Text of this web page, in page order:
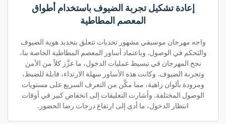
إعادة تشكيل تجربة الضيوف باستخدام أطواق
المعصم المطاطية
واجه مهرجان موسيقي مشهور تحديات تتعلق بتحديد هوية الضيوف
والتحكم في الوصول. وباعتماد أساور المعصم المطاطية الخاصة بنا،
نجح المهرجان في تبسيط عمليات الدخول، ما عزَّز كلاً من الأمن
وتجربة الضيوف. وكانت هذه الأساور سهلة الارتداء، قابلة للضبط،
ومزودة بألوان زاهية، مما مكَّن من التعرف السريع على مستويات
الوصول المختلفة. وأشارت التعليقات إلى انخفاض كبير في أوقات
انتظار الدخول، ما أدى إلى ارتفاع درجات رضا الحضور.